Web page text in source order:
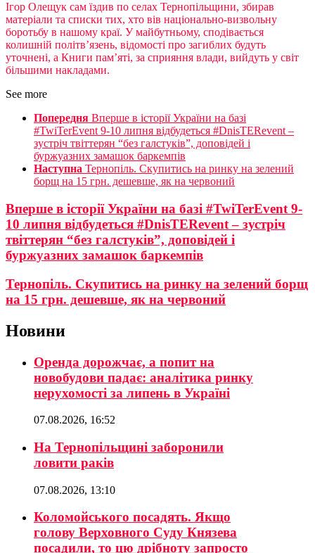
Ігор Олещук сам їздив по селах Тернопільщини, збирав
матеріали та списки тих, хто вів національно-визвольну
боротьбу в нашому краї. У майбутньому, сподівається
колишній політв’язень, відомості про загиблих будуть
уточнені, а Книги пам’яті, за сприяння влади, вийдуть у світ
більшими накладами.
See more
Попередня Вперше в історії України на базі
#TwiTerEvent 9-10 липня відбудеться #DnisTERevent –
зустріч твіттерян “без галстуків”, доповідей і
буржуазних замашок баркемпів
Наступна Тернопіль. Скупитись на ринку на зелений
борщ на 15 грн. дешевше, як на червоний
Вперше в історії України на базі #TwiTerEvent 9-
10 липня відбудеться #DnisTERevent – зустріч
твіттерян “без галстуків”, доповідей і
буржуазних замашок баркемпів
Тернопіль. Скупитись на ринку на зелений борщ
на 15 грн. дешевше, як на червоний
Новини
Оренда дорожчає, а попит на
новобудови падає: аналітика ринку
нерухомості за липень в Україні
07.08.2026, 16:52
На Тернопільщині заборонили
ловити раків
07.08.2026, 13:10
Коломойського посадять. Якщо
голову Верховного Суду Князева
посадили, то цю дрібноту запросто